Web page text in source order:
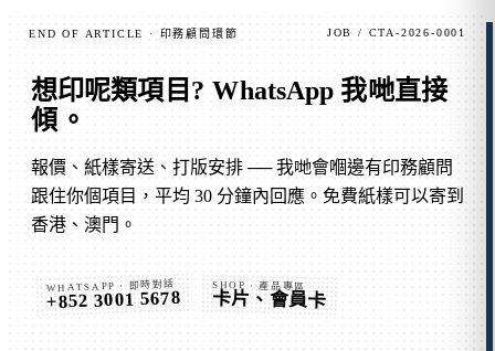
END OF ARTICLE · 印務顧問環節 JOB / CTA-2026-0001
想印呢類項目? WhatsApp 我哋直接
傾 。
報價、紙樣寄送、打版安排 ── 我哋會嗰邊有印務顧問
跟住你個項目，平均 30 分鐘內回應。免費紙樣可以寄到
香港、澳門。
WHATSAPP · 即時對話
+852 3001 5678
SHOP · 產品專區
卡片、會員卡